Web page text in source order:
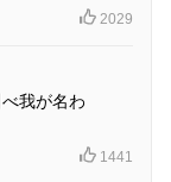
2029
我が名わ
1441